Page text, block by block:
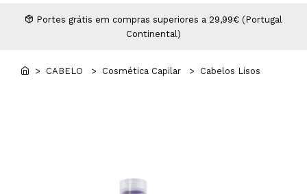
MAN WORLD - Espaço Homem
Professional Wear
Maquilhagem Profissional
Portes grátis em compras superiores a 29,99€ (Portugal
Continental)
> CABELO > Cosmética Capilar > Cabelos Lisos